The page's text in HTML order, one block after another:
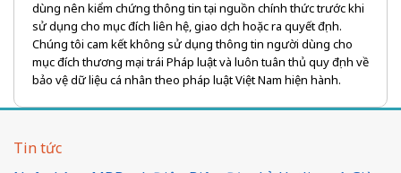
dùng nên kiểm chứng thông tin tại nguồn chính thức trước khi
sử dụng cho mục đích liên hệ, giao dịch hoặc ra quyết định.
Chúng tôi cam kết không sử dụng thông tin người dùng cho
mục đích thương mại trái Pháp luật và luôn tuân thủ quy định về
bảo vệ dữ liệu cá nhân theo pháp luật Việt Nam hiện hành.
Tin tức